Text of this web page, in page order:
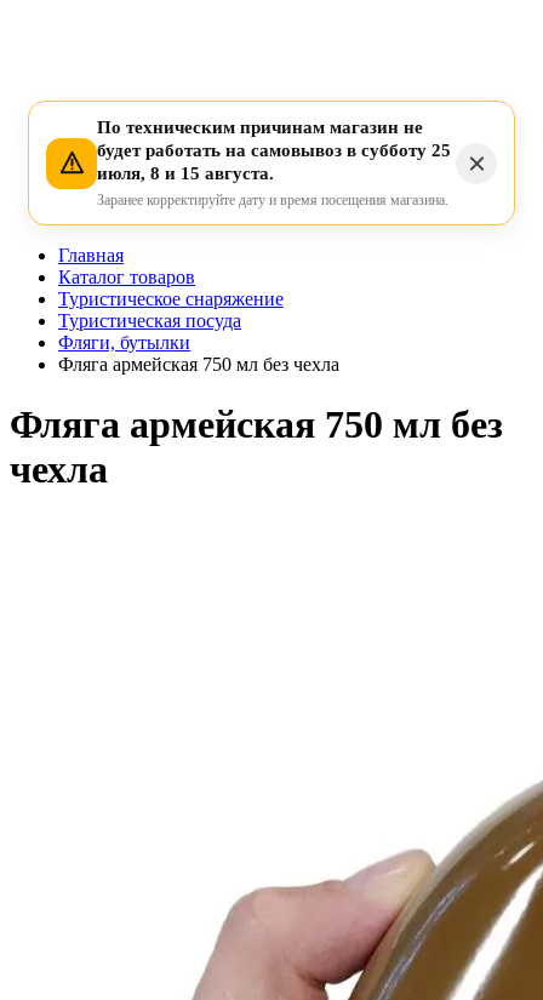
По техническим причинам магазин не
будет работать на самовывоз в субботу 25
июля, 8 и 15 августа.
Заранее корректируйте дату и время посещения магазина.
Главная
Каталог товаров
Туристическое снаряжение
Туристическая посуда
Фляги, бутылки
Фляга армейская 750 мл без чехла
Фляга армейская 750 мл без
чехла